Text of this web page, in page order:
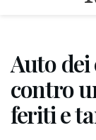
Auto
contro
feriti e